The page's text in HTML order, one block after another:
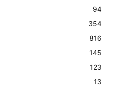
94
354
816
145
123
13